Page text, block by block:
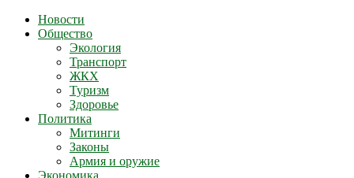
Новости
Общество
Экология
Транспорт
ЖКХ
Туризм
Здоровье
Политика
Митинги
Законы
Армия и оружие
Экономика